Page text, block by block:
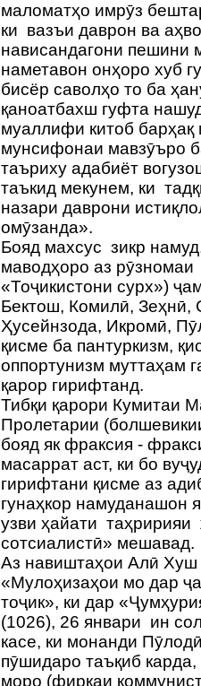
маломатҳо имрӯз
ки вазъи даврон ва
нависандагони пешини
наметавон онҳоро хуб
бисёр саволҳо то ба
қаноатбахш гуфта
муаллифи китоб барҳақ
мунсифонаи мавзӯъро
таъриху адабиёт
таъкид мекунем, ки
назари даврони
омӯзанда».
Бояд махсус зикр
маводҳоро аз
«Тоҷикистони сурх»)
Бектош, Комилӣ, Зеҳнӣ,
Ҳусейнзода, Икромӣ,
қисме ба пантуркизм,
оппортунизм муттаҳам
қарор гирифтанд.
Тибқи қарори Кумитаи
Пролетарии
бояд як фраксия -
масаррат аст, ки бо
гирифтани қисме аз
гунаҳкор намуданашон
узви ҳайати
сотсиалистӣ» мешавад.
Аз навиштаҳои Алӣ
«Мулоҳизаҳои мо дар
тоҷик», ки дар
(1026), 26 январи ин
касе, ки монанди
пӯшидаро таъқиб
моро (фирқаи